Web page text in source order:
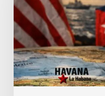
de
ONU
a
Estados
Unidos
cesar